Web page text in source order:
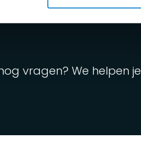
vragen? We helpen je